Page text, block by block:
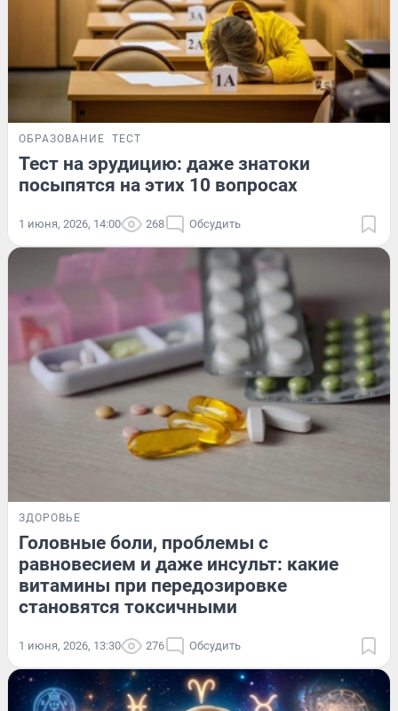
ОБРАЗОВАНИЕ ТЕСТ
Тест на эрудицию: даже знатоки
посыпятся на этих 10 вопросах
1 июня, 2026, 14:00 268 Обсудить
ЗДОРОВЬЕ
Головные боли, проблемы с
равновесием и даже инсульт: какие
витамины при передозировке
становятся токсичными
1 июня, 2026, 13:30 276 Обсудить